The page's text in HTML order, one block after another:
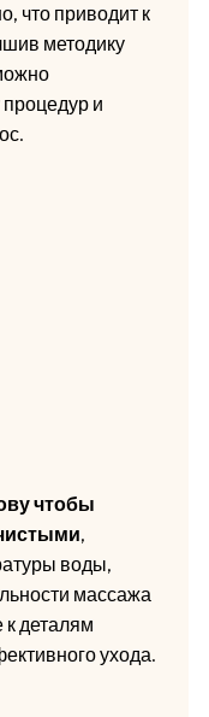
что приводит к
методику
процедур и
чтобы
,
воды,
массажа
деталям
ухода.